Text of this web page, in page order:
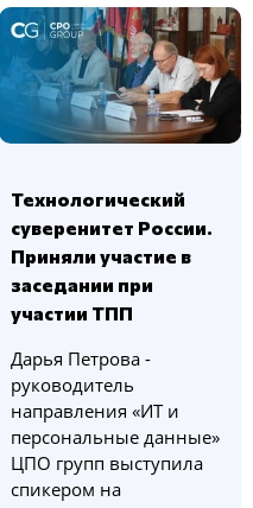
Технологический
суверенитет России.
Приняли участие в
заседании при
участии ТПП
Дарья Петрова -
руководитель
направления «ИТ и
персональные данные»
ЦПО групп выступила
спикером на